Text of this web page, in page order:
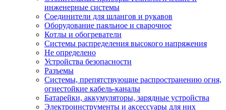
инженерные системы
Соединители для шлангов и рукавов
Оборудование паяльное и сварочное
Котлы и обогреватели
Системы распределения высокого напряжения
Не определено
Устройства безопасности
Разъемы
Системы, препятствующие распространению огня,
огнестойкие кабель-каналы
Батарейки, аккумуляторы, зарядные устройства
Электроинструменты и аксессуары для них